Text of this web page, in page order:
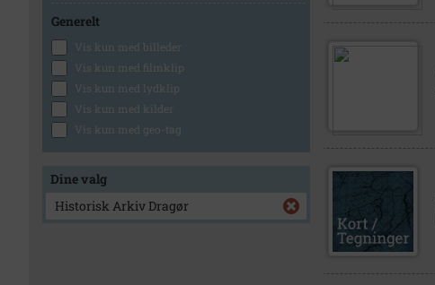
Generelt
Vis kun med billeder
Vis kun med filmklip
Vis kun med lydklip
Vis kun med kilder
Vis kun med geo-tag
Dine valg
Historisk Arkiv Dragør